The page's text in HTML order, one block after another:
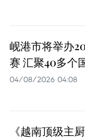
岘港市将举办
赛 汇聚40多个
04/08/2026 04:08
《越南顶级主